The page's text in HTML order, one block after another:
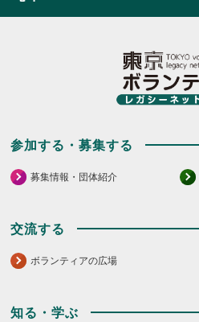
参加する・募集する
募集情報・団体紹介
交流する
ボランティアの広場
知る・学ぶ